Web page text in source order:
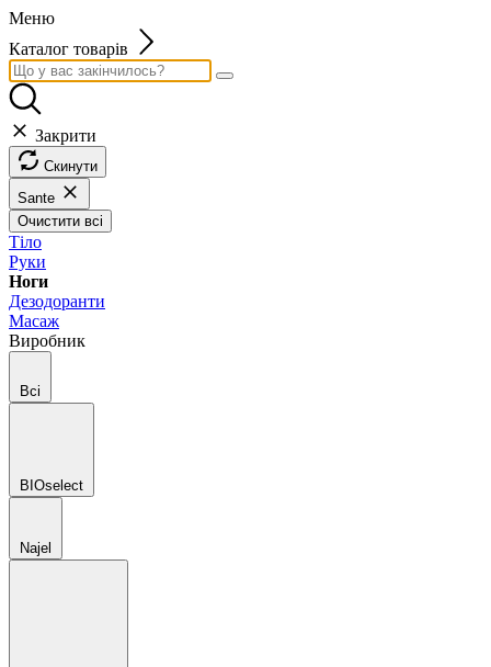
Меню
Каталог товарів
Закрити
Скинути
Sante
Очистити всі
Тіло
Руки
Ноги
Дезодоранти
Масаж
Виробник
Всі
BIOselect
Najel